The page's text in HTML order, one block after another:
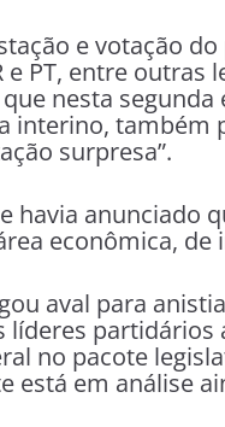
e votação
e PT, entre
que nesta
interino, também
surpresa”.
havia anunciado
econômica, de
aval para
líderes
no pacote
está em análise